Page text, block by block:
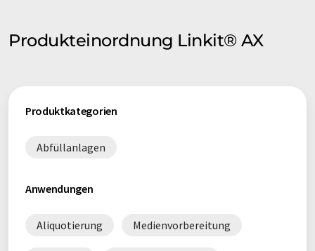
Produkteinordnung Linkit® AX
Produktkategorien
Abfüllanlagen
Anwendungen
Aliquotierung Medienvorbereitung